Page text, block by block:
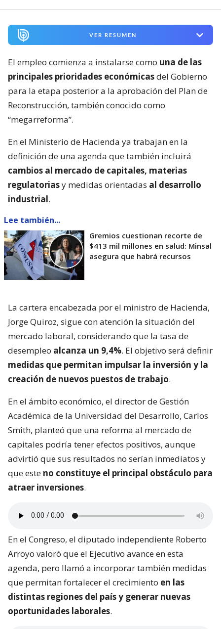
VER RESUMEN
El empleo comienza a instalarse como una de las
principales prioridades económicasdel Gobierno
para la etapa posterior a la aprobación del Plan de
Reconstrucción, también conocido como
“megarreforma”.
En el Ministerio de Hacienda ya trabajan en la
definición de una agenda que también incluirá
cambios al mercado de capitales, materias
regulatoriasy medidas orientadas al desarrollo
industrial.
Lee también...
Gremios cuestionan recorte de
$413 mil millones en salud: Minsal
asegura que habrá recursos
La cartera encabezada por el ministro de Hacienda,
Jorge Quiroz, sigue con atención la situación del
mercado laboral, considerando que la tasa de
desempleo alcanza un 9,4%. El objetivo será definir
medidas que permitan impulsar la inversión y la
creación de nuevos puestos de trabajo.
En el ámbito económico, el director de Gestión
Académica de la Universidad del Desarrollo, Carlos
Smith, planteó que una reforma al mercado de
capitales podría tener efectos positivos, aunque
advirtió que sus resultados no serían inmediatos y
que este no constituye el principal obstáculo para
atraer inversiones.
En el Congreso, el diputado independiente Roberto
Arroyo valoró que el Ejecutivo avance en esta
agenda, pero llamó a incorporar también medidas
que permitan fortalecer el crecimiento en las
distintas regiones del país y generar nuevas
oportunidades laborales.